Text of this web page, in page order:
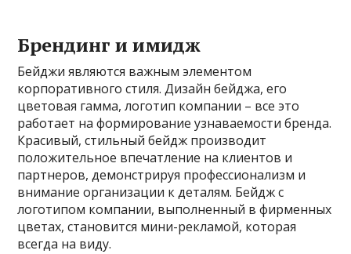
Брендинг и имидж
Бейджи являются важным элементом
корпоративного стиля. Дизайн бейджа, его
цветовая гамма, логотип компании – все это
работает на формирование узнаваемости бренда.
Красивый, стильный бейдж производит
положительное впечатление на клиентов и
партнеров, демонстрируя профессионализм и
внимание организации к деталям. Бейдж с
логотипом компании, выполненный в фирменных
цветах, становится мини-рекламой, которая
всегда на виду.